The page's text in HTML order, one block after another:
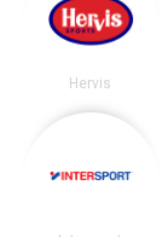
Hervis